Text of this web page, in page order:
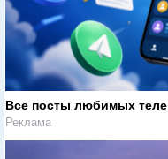
Все посты любимых
Реклама